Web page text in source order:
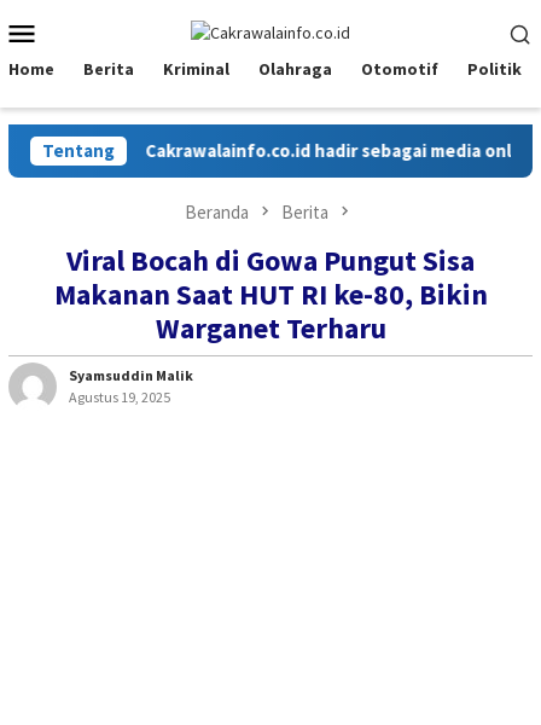
ke
kontenMobile
Home Berita Kriminal Olahraga Otomotif Politik
TentangCakrawalainfo.co.id hadir sebagai media online
Beranda Berita
Viral Bocah di Gowa Pungut Sisa
Makanan Saat HUT RI ke-80, Bikin
Warganet Terharu
Syamsuddin Malik
Agustus 19, 2025